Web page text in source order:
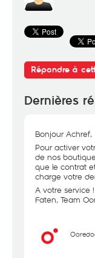
Répondre à
Dernières
Bonjour Achref,
Pour activer
de nos
que le contrat
charge votre
A votre service !
Faten, Team